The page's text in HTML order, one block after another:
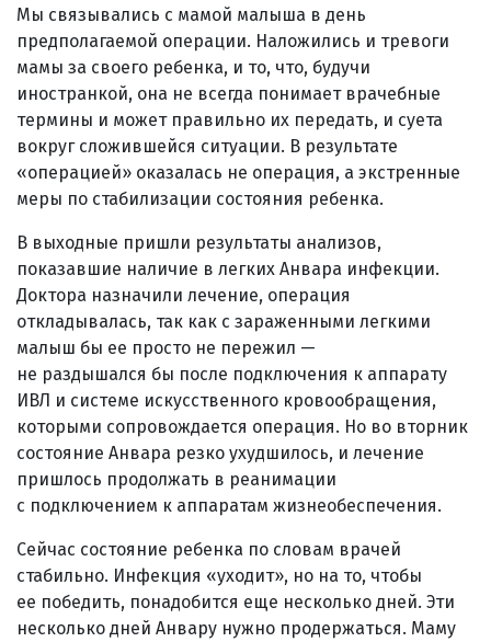
Мы связывались с мамой малыша в день
предполагаемой операции. Наложились и тревоги
мамы за своего ребенка, и то, что, будучи
иностранкой, она не всегда понимает врачебные
термины и может правильно их передать, и суета
вокруг сложившейся ситуации. В результате
«операцией» оказалась не операция, а экстренные
меры по стабилизации состояния ребенка.
В выходные пришли результаты анализов,
показавшие наличие в легких Анвара инфекции.
Доктора назначили лечение, операция
откладывалась, так как с зараженными легкими
малыш бы ее просто не пережил —
не раздышался бы после подключения к аппарату
ИВЛ и системе искусственного кровообращения,
которыми сопровождается операция. Но во вторник
состояние Анвара резко ухудшилось, и лечение
пришлось продолжать в реанимации
с подключением к аппаратам жизнеобеспечения.
Сейчас состояние ребенка по словам врачей
стабильно. Инфекция «уходит», но на то, чтобы
ее победить, понадобится еще несколько дней. Эти
несколько дней Анвару нужно продержаться. Маму